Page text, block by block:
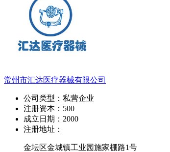
常州市汇达医疗器械有限公司
公司类型： 私营企业
注册资本： 500
成立日期： 2000
注册地址：
金坛区金城镇工业园施家棚路1号